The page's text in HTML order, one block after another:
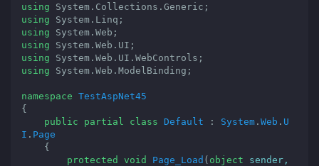
using
using
using
using
using
using System.Web.ModelBinding;
namespace TestAspNet45
{
public
partial class Default : System . Web . U
I . Page
protected
void Page_Load ( object sender,